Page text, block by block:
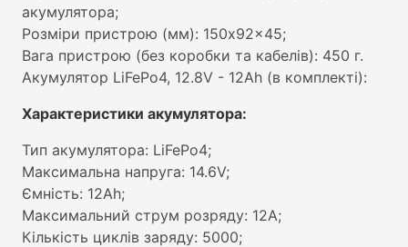
акумулятора;
Розміри пристрою (мм): 150x92x45;
Вага пристрою (без коробки та кабелів): 450 г.
Акумулятор LiFePo4, 12.8V - 12Ah (в комплекті):
Характеристики акумулятора:
Тип акумулятора: LiFePo4;
Максимальна напруга: 14.6V;
Ємність: 12Ah;
Максимальний струм розряду: 12A;
Кількість циклів заряду: 5000;